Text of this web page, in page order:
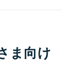
ま向け